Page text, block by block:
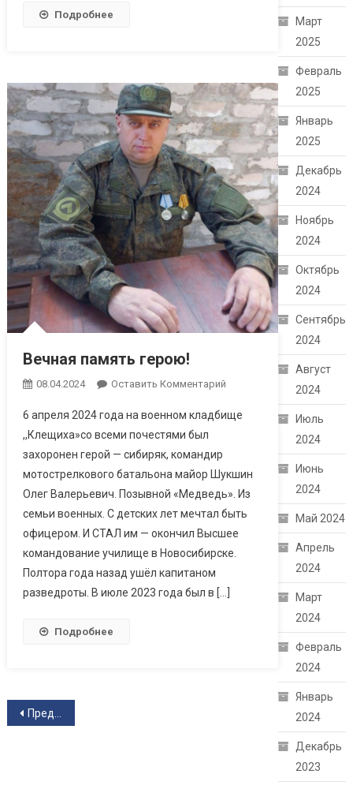
Подробнее
Вечная память герою!
08.04.2024 Оставить Комментарий
6 апреля 2024 года на военном кладбище
,,Клещиха»со всеми почестями был
захоронен герой — сибиряк, командир
мотострелкового батальона майор Шукшин
Олег Валерьевич. Позывной «Медведь». Из
семьи военных. С детских лет мечтал быть
офицером. И СТАЛ им — окончил Высшее
командование училище в Новосибирске.
Полтора года назад ушёл капитаном
разведроты. В июле 2023 года был в […]
Подробнее
Навигация по записям
Предыдущие записи
Март
2025
Февраль
2025
Январь
2025
Декабрь
2024
Ноябрь
2024
Октябрь
2024
Сентябрь
2024
Август
2024
Июль
2024
Июнь
2024
Май 2024
Апрель
2024
Март
2024
Февраль
2024
Январь
2024
Декабрь
2023